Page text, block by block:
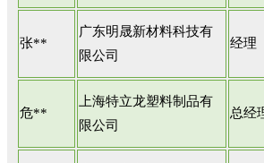
张**
广东明晟新材料科技有
限公司
经理
危**
上海特立龙塑料制品有
限公司
总经